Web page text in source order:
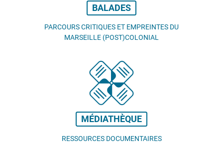
BALADES
PARCOURS CRITIQUES ET EMPREINTES DU
MARSEILLE (POST)COLONIAL
MÉDIATHÈQUE
RESSOURCES DOCUMENTAIRES